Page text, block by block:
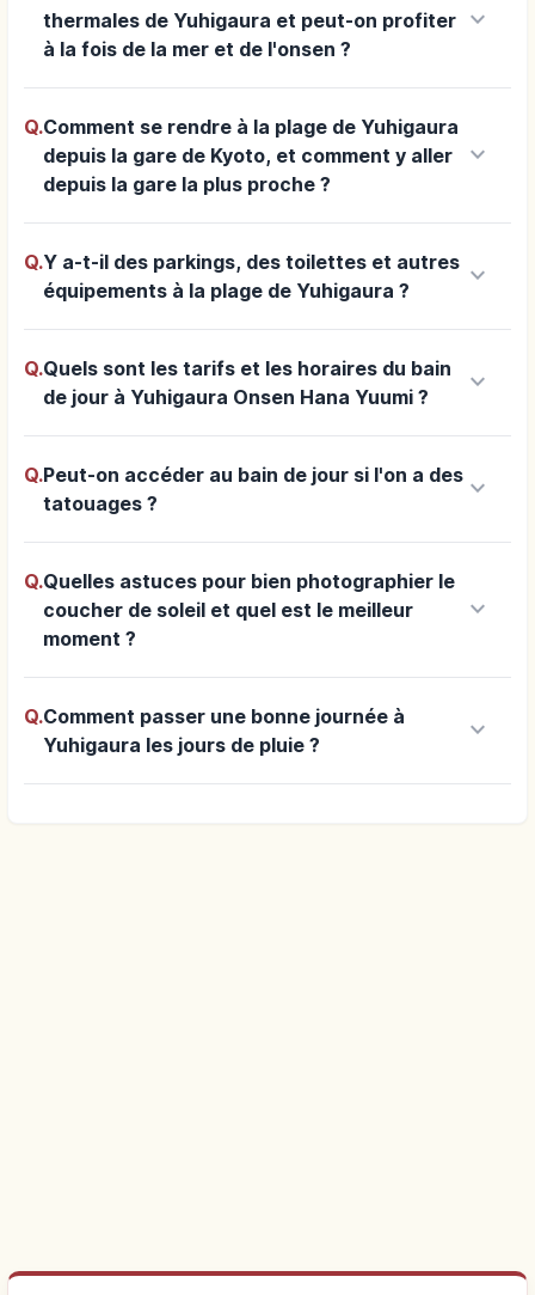
thermales de Yuhigaura et peut-on profiter
à la fois de la mer et de l'onsen ?
keyboard_arrow_down
Q.Comment se rendre à la plage de Yuhigaura
depuis la gare de Kyoto, et comment y aller
depuis la gare la plus proche ?
keyboard_arrow_down
Q.Y a-t-il des parkings, des toilettes et autres
équipements à la plage de Yuhigaura ?
keyboard_arrow_down
Q.Quels sont les tarifs et les horaires du bain
de jour à Yuhigaura Onsen Hana Yuumi ?
keyboard_arrow_down
Q.Peut-on accéder au bain de jour si l'on a des
tatouages ?
keyboard_arrow_down
Q.Quelles astuces pour bien photographier le
coucher de soleil et quel est le meilleur
moment ?
keyboard_arrow_down
Q.Comment passer une bonne journée à
Yuhigaura les jours de pluie ?
keyboard_arrow_down